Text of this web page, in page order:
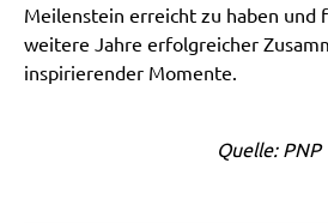
Meilenstein erreicht zu haben und
weitere Jahre erfolgreicher
inspirierender Momente.
Quelle: PNP